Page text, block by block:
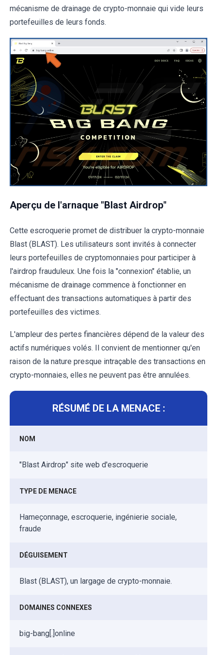
mécanisme de drainage de crypto-monnaie qui vide leurs
portefeuilles de leurs fonds.
Aperçu de l'arnaque "Blast Airdrop"
Cette escroquerie promet de distribuer la crypto-monnaie
Blast (BLAST). Les utilisateurs sont invités à connecter
leurs portefeuilles de cryptomonnaies pour participer à
l'airdrop frauduleux. Une fois la "connexion" établie, un
mécanisme de drainage commence à fonctionner en
effectuant des transactions automatiques à partir des
portefeuilles des victimes.
L'ampleur des pertes financières dépend de la valeur des
actifs numériques volés. Il convient de mentionner qu'en
raison de la nature presque intraçable des transactions en
crypto-monnaies, elles ne peuvent pas être annulées.
RÉSUMÉ DE LA MENACE :
NOM
"Blast Airdrop" site web d'escroquerie
TYPE DE MENACE
Hameçonnage, escroquerie, ingénierie sociale,
fraude
DÉGUISEMENT
Blast (BLAST), un largage de crypto-monnaie.
DOMAINES CONNEXES
big-bang[.]online